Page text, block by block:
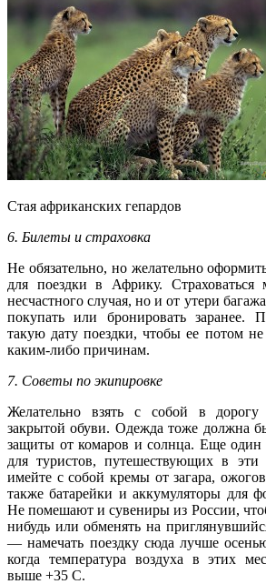
Стая африканских гепардов
6. Билеты и страховка
Не обязательно, но желательно
для поездки в Африку.
несчастного случая, но и от утери
покупать или бронировать заранее.
такую дату поездки, чтобы ее потом
каким-либо причинам.
7. Советы по экипировке
Желательно взять с собой в
закрытой обуви. Одежда тоже должна
защиты от комаров и солнца. Еще один
для туристов, путешествующих в эти
имейте с собой кремы от загара,
также батарейки и аккумуляторы для
Не помешают и сувениры из России,
нибудь или обменять на
— намечать поездку сюда лучше
когда температура воздуха в этих
выше +35 С.